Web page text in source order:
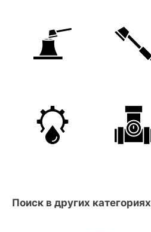
Поиск в других категориях